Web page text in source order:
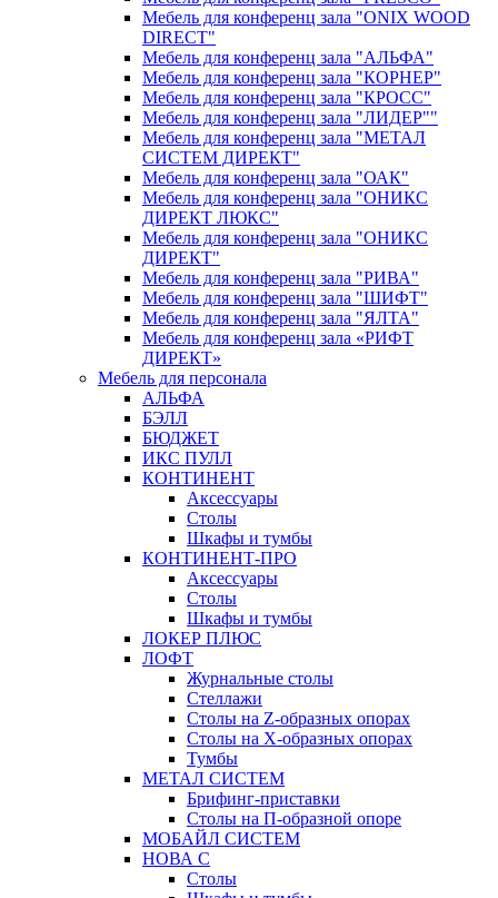
Мебель для конференц зала "ONIX WOOD
DIRECT"
Мебель для конференц зала "АЛЬФА"
Мебель для конференц зала "КОРНЕР"
Мебель для конференц зала "КРОСС"
Мебель для конференц зала "ЛИДЕР""
Мебель для конференц зала "МЕТАЛ
СИСТЕМ ДИРЕКТ"
Мебель для конференц зала "ОАК"
Мебель для конференц зала "ОНИКС
ДИРЕКТ ЛЮКС"
Мебель для конференц зала "ОНИКС
ДИРЕКТ"
Мебель для конференц зала "РИВА"
Мебель для конференц зала "ШИФТ"
Мебель для конференц зала "ЯЛТА"
Мебель для конференц зала «РИФТ
ДИРЕКТ»
Мебель для персонала
АЛЬФА
БЭЛЛ
БЮДЖЕТ
ИКС ПУЛЛ
КОНТИНЕНТ
Аксессуары
Столы
Шкафы и тумбы
КОНТИНЕНТ-ПРО
Аксессуары
Столы
Шкафы и тумбы
ЛОКЕР ПЛЮС
ЛОФТ
Журнальные столы
Стеллажи
Столы на Z-образных опорах
Столы на Х-образных опорах
Тумбы
МЕТАЛ СИСТЕМ
Брифинг-приставки
Столы на П-образной опоре
МОБАЙЛ СИСТЕМ
НОВА С
Столы